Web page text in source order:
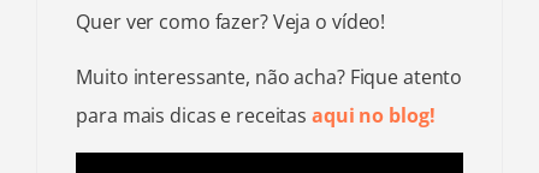
Quer ver como fazer? Veja o vídeo!
Muito interessante, não acha? Fique atento
para mais dicas e receitasaqui no blog!